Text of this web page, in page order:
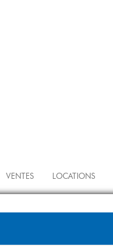
VENTES LOCATIONS